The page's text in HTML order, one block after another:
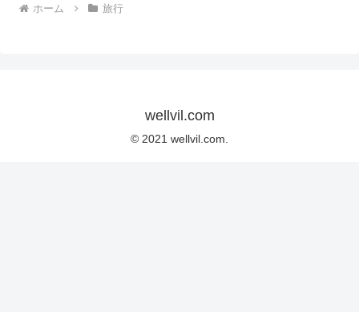
ホーム 旅行
wellvil.com
© 2021 wellvil.com.